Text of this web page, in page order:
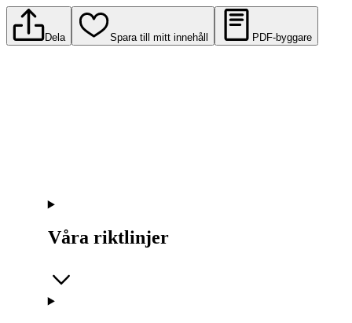
Dela Spara till mitt innehåll PDF-byggare
Våra riktlinjer